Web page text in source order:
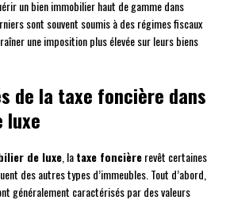
un bien immobilier haut de gamme dans
sont souvent soumis à des régimes fiscaux
une imposition plus élevée sur leurs biens
de la taxe foncière dans
luxe
de luxe , lataxe foncièrerevêt certaines
des autres types d’immeubles. Tout d’abord,
généralement caractérisés par des valeurs